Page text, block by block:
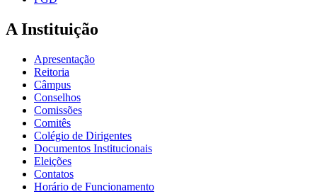
A Instituição
Apresentação
Reitoria
Câmpus
Conselhos
Comissões
Comitês
Colégio de Dirigentes
Documentos Institucionais
Eleições
Contatos
Horário de Funcionamento